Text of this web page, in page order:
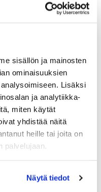
sisällön ja mainosten
ominaisuuksien
Lisäksi
ja analytiikka-
miten käytät
yhdistää näitä
heille tai joita on
palvelujaan.
Näytä tiedot
GR
värit. Graafinen
ja tyynynpäällinen